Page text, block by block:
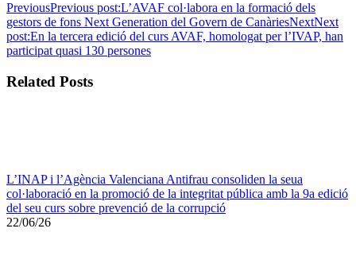
PreviousPrevious post:L’AVAF col·labora en la formació dels
gestors de fons Next Generation del Govern de CanàriesNextNext
post:En la tercera edició del curs AVAF, homologat per l’IVAP, han
participat quasi 130 persones
Related Posts
L’INAP i l’Agència Valenciana Antifrau consoliden la seua
col·laboració en la promoció de la integritat pública amb la 9a edició
del seu curs sobre prevenció de la corrupció
22/06/26